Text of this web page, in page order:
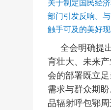
关于制定国民经
部门引发反响。
触手可及的美好现
全会明确提
育壮大、未来
会的部署既立
需求与群众期
品辐射呼包鄂